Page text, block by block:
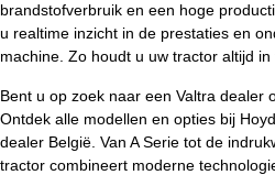
brandstofverbruik en een hoge
u realtime inzicht in de prestaties en
machine. Zo houdt u uw tractor altijd in
Bent u op zoek naar een Valtra dealer
Ontdek alle modellen en opties bij
dealer België. Van A Serie tot de
tractor combineert moderne